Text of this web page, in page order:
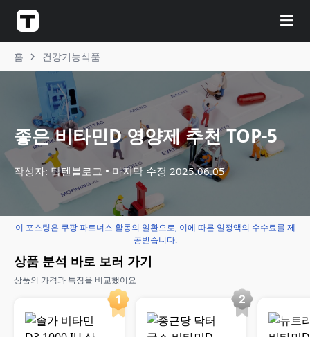
☰
홈 건강기능식품
좋은 비타민D 영양제 추천 TOP-5
작성자: 탑텐블로그 마지막 수정 2025.06.05
이 포스팅은 쿠팡 파트너스 활동의 일환으로, 이에 따른 일정액의 수수료를 제
공받습니다.
상품 분석 바로 보러 가기
상품의 가격과 특징을 비교했어요